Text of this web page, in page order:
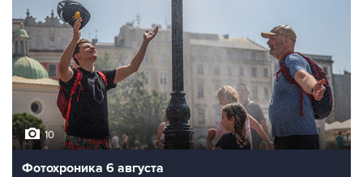
10
Фотохроника 6 августа